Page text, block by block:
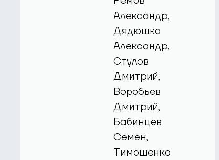
Александр,
Дядюшко
Александр,
Стулов
Дмитрий,
Воробьев
Дмитрий,
Бабинцев
Семен,
Тимошенко